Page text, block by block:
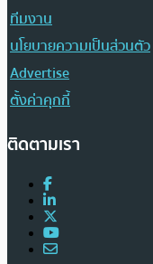
ทีมงาน
นโยบายความเป็นส่วนตัว
Advertise
ตั้งค่าคุกกี้
ติดตามเรา